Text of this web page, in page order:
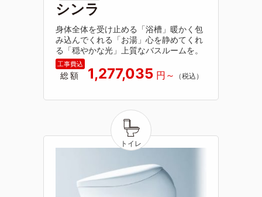
シンラ
身体全体を受け止める「浴槽」暖かく包
み込んでくれる「お湯」心を静めてくれ
る「穏やかな光」上質なバスルームを。
総額 1,277,035